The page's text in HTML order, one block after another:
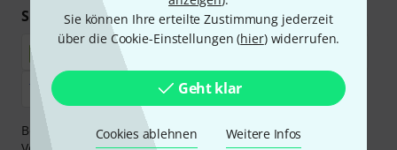
Sie können Ihre erteilte Zustimmung jederzeit
über die Cookie-Einstellungen (hier) widerrufen.
Geht klar
Cookies ablehnen Weitere Infos
Sicher einkaufen & bezahlen
Bezahlen Sie vertraulich und sicher per Nachnahme,